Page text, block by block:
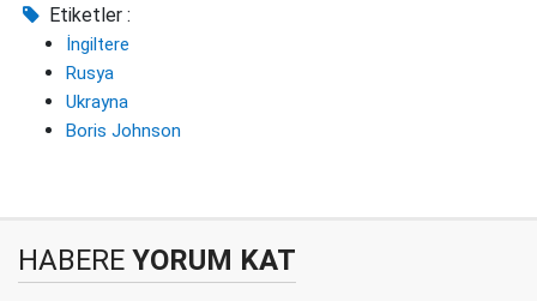
Etiketler :
İngiltere
Rusya
Ukrayna
Boris Johnson
HABERE YORUM KAT